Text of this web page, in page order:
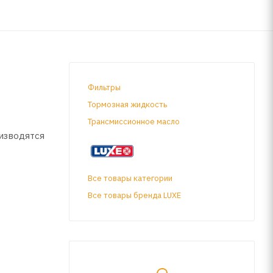
Фильтры
Тормозная жидкость
Трансмиссионное масло
Все товары категории
Все товары бренда LUXE